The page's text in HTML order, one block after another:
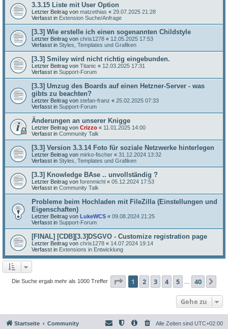
3.3.15 Liste mit User Option
Letzter Beitrag von matzethias « 29.07.2025 21:28
Verfasst in Extension Suche/Anfrage
[3.3] Wie erstelle ich einen sogenannten Childstyle
Letzter Beitrag von chris1278 « 12.05.2025 17:53
Verfasst in Styles, Templates und Grafiken
[3.3] Smiley wird nicht richtig eingebunden.
Letzter Beitrag von Titanic « 12.03.2025 17:31
Verfasst in Support-Forum
[3.3] Umzug des Boards auf einen Hetzner-Server - was
gibts zu beachten?
Letzter Beitrag von stefan-franz « 25.02.2025 07:33
Verfasst in Support-Forum
Änderungen an unserer Knigge
Letzter Beitrag von Crizzo « 11.01.2025 14:00
Verfasst in Community Talk
[3.3] Version 3.3.14 Foto für soziale Netzwerke hinterlegen
Letzter Beitrag von mirko-fischer « 31.12.2024 13:32
Verfasst in Styles, Templates und Grafiken
[3.3] Knowledge BAse .. unvollständig ?
Letzter Beitrag von forenmichl « 05.12.2024 17:53
Verfasst in Community Talk
Probleme beim Hochladen mit FileZilla (Einstellungen und
Eigenschaften)
Letzter Beitrag von LukeWCS « 09.08.2024 21:25
Verfasst in Support-Forum
[FINAL] [CDB][3.3]DSGVO - Customize registration page
Letzter Beitrag von chris1278 « 14.07.2024 19:14
Verfasst in Extensions in Entwicklung
Die Suche ergab mehr als 1000 Treffer Seite 1von 40
1 2 3 4 5 40
Gehe zu
Startseite Community Alle Zeiten sind UTC+02:00